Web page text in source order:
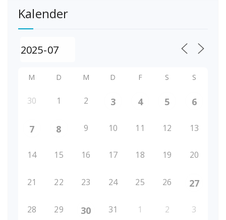
Kalender
M D M D F S S
30 1 2 3 4 5 6
7 8 9 10 11 12 13
14 15 16 17 18 19 20
21 22 23 24 25 26 27
28 29 30 31 1 2 3